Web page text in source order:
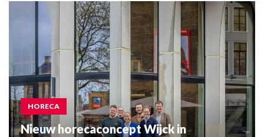
HORECA
Nieuw horecaconcept Wijck in